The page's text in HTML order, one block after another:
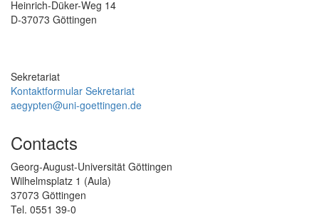
Heinrich-Düker-Weg 14
D-37073 Göttingen
Sekretariat
Kontaktformular Sekretariat
aegypten@uni-goettingen.de
Contacts
Georg-August-Universität Göttingen
Wilhelmsplatz 1 (Aula)
37073 Göttingen
Tel. 0551 39-0